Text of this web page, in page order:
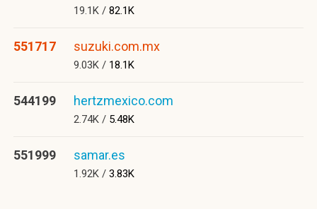
19.1K / 82.1K
551717 suzuki.com.mx
9.03K / 18.1K
544199 hertzmexico.com
2.74K / 5.48K
551999 samar.es
1.92K / 3.83K